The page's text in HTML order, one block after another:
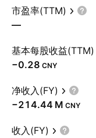
市盈率(TTM)
—
基本每股收益(TTM)
−0.28 CNY
净收入(FY)
‪−214.44 M‬ CNY
收入(FY)